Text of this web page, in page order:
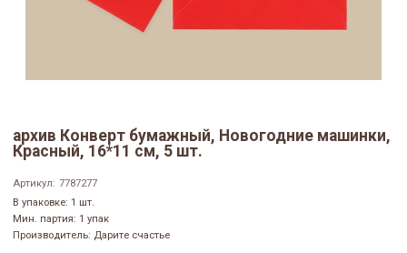
архив Конверт бумажный, Новогодние машинки,
Красный, 16*11 см, 5 шт.
Артикул: 7787277
В упаковке: 1 шт.
Мин. партия: 1 упак
Производитель: Дарите счастье